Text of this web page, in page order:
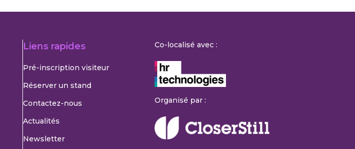
Liens rapides
Pré-inscription visiteur
Réserver un stand
Contactez-nous
Actualités
Newsletter
Co-localisé avec :
Organisé par :